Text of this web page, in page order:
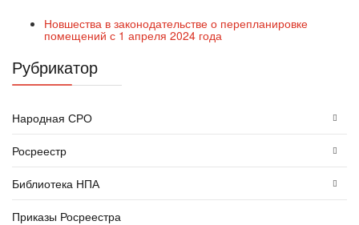
Новшества в законодательстве о перепланировке
помещений с 1 апреля 2024 года
Рубрикатор
Народная СРО
Росреестр
Библиотека НПА
Приказы Росреестра